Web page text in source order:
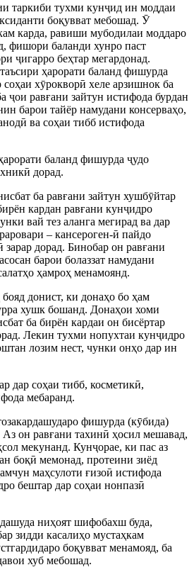
таркиби тухми кунҷид ин моддаи
боқувват мебошад. Ӯ
карда, равиши мубодилаи моддаро
фишори баланди хунро паст
ҷигарро беҳтар мегардонад.
ҳарорати баланд фишурда
хӯрокворӣ хеле арзишнок ба
ҷои равғани зайтун истифода бурдан
барои тайёр намудани консерваҳо,
ва соҳаи тибб истифода
баланд фишурда ҷудо
дорад.
ба равғани зайтун хушбӯйтар
кардан равғани кунҷидро
вай тез аланга мегирад ва дар
– кансероген-ӣ пайдо
дорад. Бинобар он равғани
барои болаззат намудани
ҳамроҳ менамоянд.
донист, ки донаҳо бо ҳам
хушк бошанд. Донаҳои хоми
ба бирён кардаи он бисёртар
Лекин тухми нопухтаи кунҷидро
лозим нест, чунки онҳо дар ин
дар соҳаи тибб, косметикӣ,
мебаранд.
фишурда (кӯбида)
он равғани тахинӣ ҳосил мешавад,
мекунанд. Кунҷорае, ки пас аз
боқӣ мемонад, протеини зиёд
маҳсулоти ғизоӣ истифода
бештар дар соҳаи нонпазӣ
ниҳоят шифобахш буда,
зидди касалиҳо мустаҳкам
боқувват менамояд, ба
хуб мебошад.